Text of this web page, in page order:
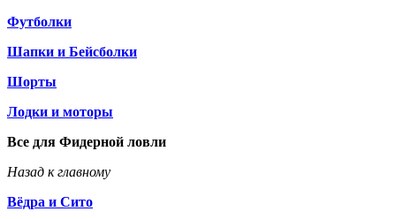
Футболки
Шапки и Бейсболки
Шорты
Лодки и моторы
Все для Фидерной ловли
Назад к главному
Вёдра и Сито